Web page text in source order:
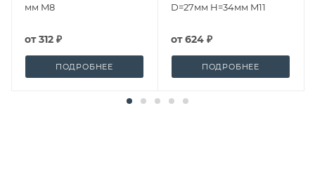
мм M8
от312 ₽
ПОДРОБНЕЕ
D=27мм H=34мм M11
от624 ₽
ПОДРОБНЕЕ